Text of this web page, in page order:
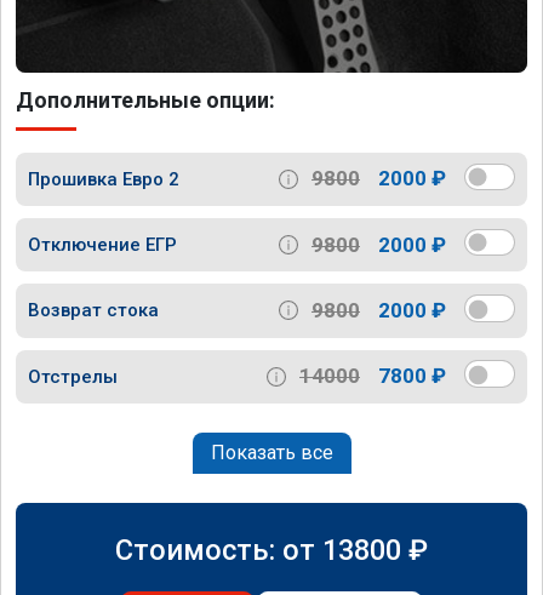
Дополнительные опции:
Прошивка Евро 2 9800 2000 ₽
Отключение ЕГР 9800 2000 ₽
Возврат стока 9800 2000 ₽
Отстрелы 14000 7800 ₽
Показать все
Стоимость: от 13800 ₽